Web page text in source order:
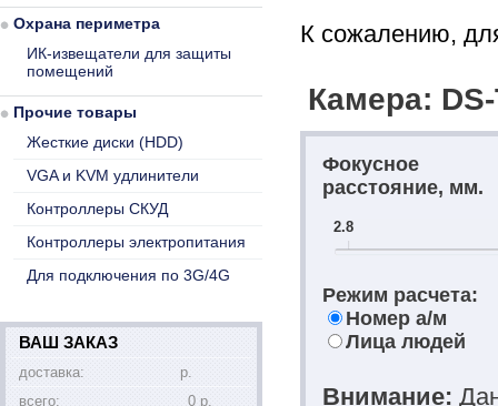
К сожалению,
Камера:
Фокусное
расстояние, мм.
2.8
Режим расчета:
Номер а/м
Лица людей
Внимание:
Охрана периметра
ИК-извещатели для защиты
помещений
Прочие товары
Жесткие диски (HDD)
VGA и KVM удлинители
Контроллеры СКУД
Контроллеры электропитания
Для подключения по 3G/4G
ВАШ ЗАКАЗ
доставка:
р.
всего:
0 р.